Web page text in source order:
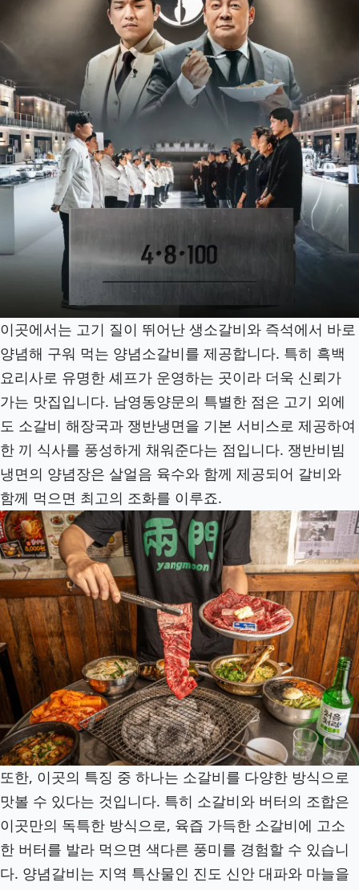
이곳에서는 고기 질이 뛰어난 생소갈비와 즉석에서 바로
양념해 구워 먹는 양념소갈비를 제공합니다. 특히 흑백
요리사로 유명한 셰프가 운영하는 곳이라 더욱 신뢰가
가는 맛집입니다. 남영동양문의 특별한 점은 고기 외에
도 소갈비 해장국과 쟁반냉면을 기본 서비스로 제공하여
한 끼 식사를 풍성하게 채워준다는 점입니다. 쟁반비빔
냉면의 양념장은 살얼음 육수와 함께 제공되어 갈비와
함께 먹으면 최고의 조화를 이루죠.
또한, 이곳의 특징 중 하나는 소갈비를 다양한 방식으로
맛볼 수 있다는 것입니다. 특히 소갈비와 버터의 조합은
이곳만의 독특한 방식으로, 육즙 가득한 소갈비에 고소
한 버터를 발라 먹으면 색다른 풍미를 경험할 수 있습니
다. 양념갈비는 지역 특산물인 진도 신안 대파와 마늘을